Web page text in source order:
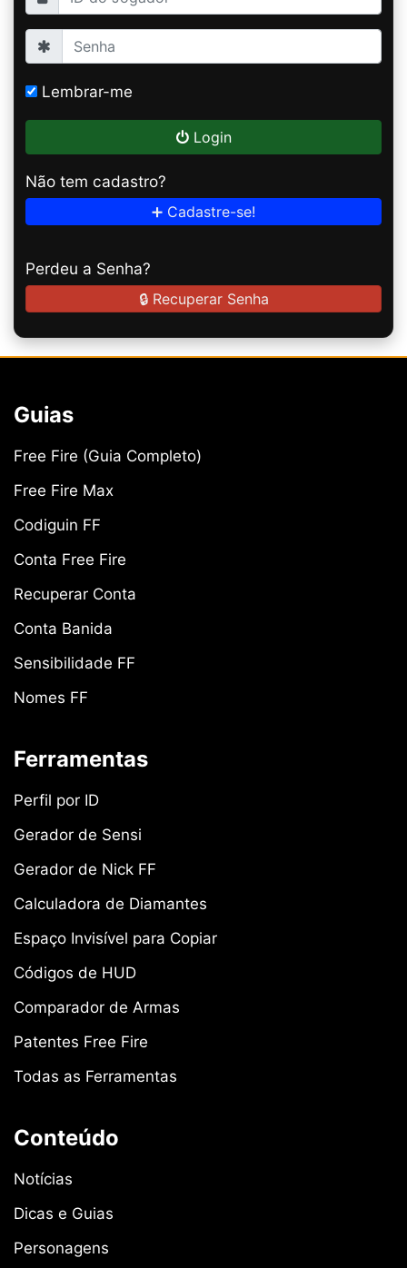
Lembrar-me
Login
Não tem cadastro?
➕ Cadastre-se!
Perdeu a Senha?
🔒 Recuperar Senha
Guias
Free Fire (Guia Completo)
Free Fire Max
Codiguin FF
Conta Free Fire
Recuperar Conta
Conta Banida
Sensibilidade FF
Nomes FF
Ferramentas
Perfil por ID
Gerador de Sensi
Gerador de Nick FF
Calculadora de Diamantes
Espaço Invisível para Copiar
Códigos de HUD
Comparador de Armas
Patentes Free Fire
Todas as Ferramentas
Conteúdo
Notícias
Dicas e Guias
Personagens